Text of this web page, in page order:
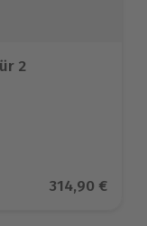
2
Aktueller
314,90 €